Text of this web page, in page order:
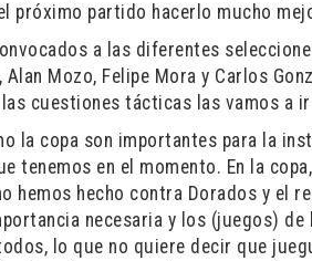
próximo partido hacerlo mucho
a las diferentes
Mozo, Felipe Mora y Carlos
cuestiones tácticas las vamos a ir
la copa son importantes para la
tenemos en el momento. En la
hemos hecho contra Dorados y el
necesaria y los (juegos) de
lo que no quiere decir que